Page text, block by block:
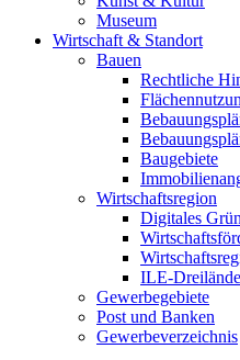
Museum
Wirtschaft & Standort
Bauen
Rechtliche
Baugebiete
Wirtschaftsregion
Digitales
ILE-
Gewerbegebiete
Post und Banken
Gewerbeverzeichnis